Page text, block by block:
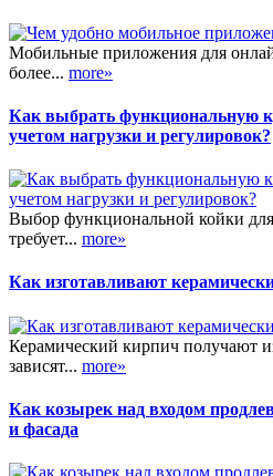
Мобильные приложения для
более... more»
Как выбрать функциональную
учетом нагрузки и регулировок?
Выбор функциональной койки
требует... more»
Как изготавливают
Керамический кирпич получают
зависят... more»
Как козырек над входом
и фасада